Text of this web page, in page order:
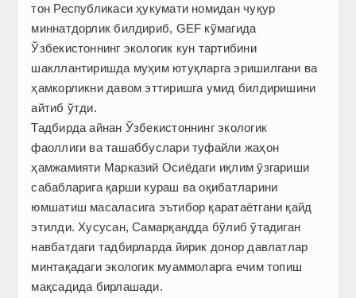
тон Республикаси ҳукумати номидан чуқур
миннатдорлик билдириб, GEF кўмагида
Ўзбекистоннинг экологик кун тартибини
шакллантиришда муҳим ютуқларга эришилгани ва
ҳамкорликни давом эттиришга умид билдиришини
айтиб ўтди.
Тадбирда айнан Ўзбекистоннинг экологик
фаоллиги ва ташаббуслари туфайли жаҳон
ҳамжамияти Марказий Осиёдаги иқлим ўзгариши
сабабларига қарши кураш ва оқибатларини
юмшатиш масаласига эътибор қаратаётгани қайд
этилди. Хусусан, Самарқандда бўлиб ўтадиган
навбатдаги тадбирларда йирик донор давлатлар
минтақадаги экологик муаммоларга ечим топиш
мақсадида бирлашади.